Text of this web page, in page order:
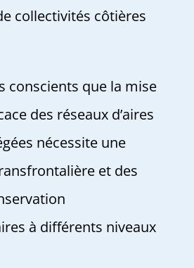
collectivités côtières
conscients que la mise
des réseaux d’aires
nécessite une
et des
à différents niveaux